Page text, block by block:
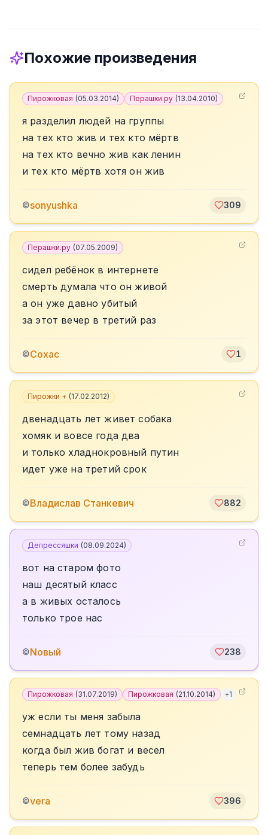
Похожие произведения
Пирожковая (05.03.2014) Перашки.ру (13.04.2010)
я разделил людей на группы
на тех кто жив и тех кто мёртв
на тех кто вечно жив как ленин
и тех кто мёртв хотя он жив
©sonyushka 309
Перашки.ру (07.05.2009)
сидел ребёнок в интернете
смерть думала что он живой
а он уже давно убитый
за этот вечер в третий раз
©Сохас 1
Пирожки + (17.02.2012)
двенадцать лет живет собака
хомяк и вовсе года два
и только хладнокровный путин
идет уже на третий срок
©Владислав Станкевич 882
Депрессяшки (08.09.2024)
вот на старом фото
наш десятый класс
а в живых осталось
только трое нас
©Nовый 238
Пирожковая (31.07.2019) Пирожковая (21.10.2014) +1
уж если ты меня забыла
семнадцать лет тому назад
когда был жив богат и весел
теперь тем более забудь
©vera 396